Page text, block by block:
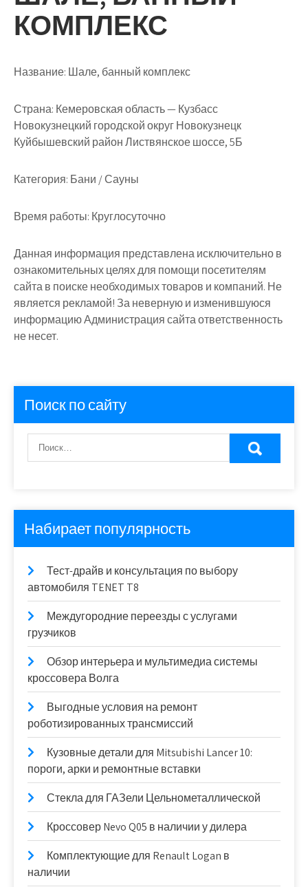
КОМПЛЕКС
Название: Шале, банный комплекс
Страна: Кемеровская область — Кузбасс
Новокузнецкий городской округ Новокузнецк
Куйбышевский район Листвянское шоссе, 5Б
Категория: Бани / Сауны
Время работы: Круглосуточно
Данная информация представлена исключительно в
ознакомительных целях для помощи посетителям
сайта в поиске необходимых товаров и компаний. Не
является рекламой! За неверную и изменившуюся
информацию Администрация сайта ответственность
не несет.
Поиск по сайту
Набирает популярность
Тест-драйв и консультация по выбору
автомобиля TENET T8
Междугородние переезды с услугами
грузчиков
Обзор интерьера и мультимедиа системы
кроссовера Волга
Выгодные условия на ремонт
роботизированных трансмиссий
Кузовные детали для Mitsubishi Lancer 10:
пороги, арки и ремонтные вставки
Стекла для ГАЗели Цельнометаллической
Кроссовер Nevo Q05 в наличии у дилера
Комплектующие для Renault Logan в
наличии